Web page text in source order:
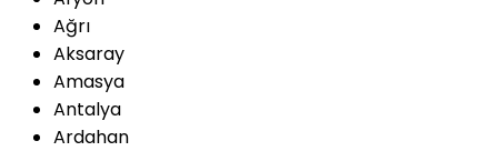
Ağrı
Aksaray
Amasya
Antalya
Ardahan